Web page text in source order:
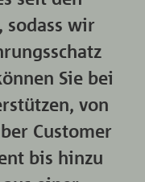
sodass wir
Sie bei
von
Customer
bis hinzu